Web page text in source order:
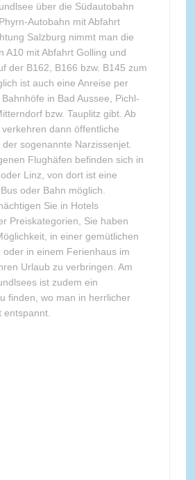
über die Südautobahn
Autobahn mit Abfahrt
Salzburg nimmt man die
A10 mit Abfahrt Golling und
der B162, B166 bzw. B145 zum
ist auch eine Anreise per
in Bad Aussee, Pichl-
bzw. Tauplitz gibt. Ab
dann öffentliche
sogenannte Narzissenjet.
Flughäfen befinden sich in
Linz, von dort ist eine
oder Bahn möglich.
Sie in Hotels
Preiskategorien, Sie haben
in einer gemütlichen
oder in einem Ferienhaus im
Urlaub zu verbringen. Am
ist zudem ein
finden, wo man in herrlicher
entspannt.